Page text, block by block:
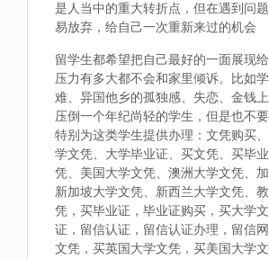
是人当中的重大转折点，但在遇到问
易放弃，给自己一次重新来过的机会
留学生都希望把自己最好的一面展现
压力有多大都不会和家里倾诉。比如
难、异国他乡的孤独感、失恋、金钱
压倒一个年纪尚轻的学生，但是也不
特别为这类学生提供办理：文凭购买
学文凭、大学毕业证、买文凭、买毕
凭、美国大学文凭、澳洲大学文凭、加
新加坡大学文凭、新西兰大学文凭、
凭，买毕业证，毕业证购买，买大学
证，留信认证，留信认证办理，留信
文凭，买英国大学文凭，买美国大学